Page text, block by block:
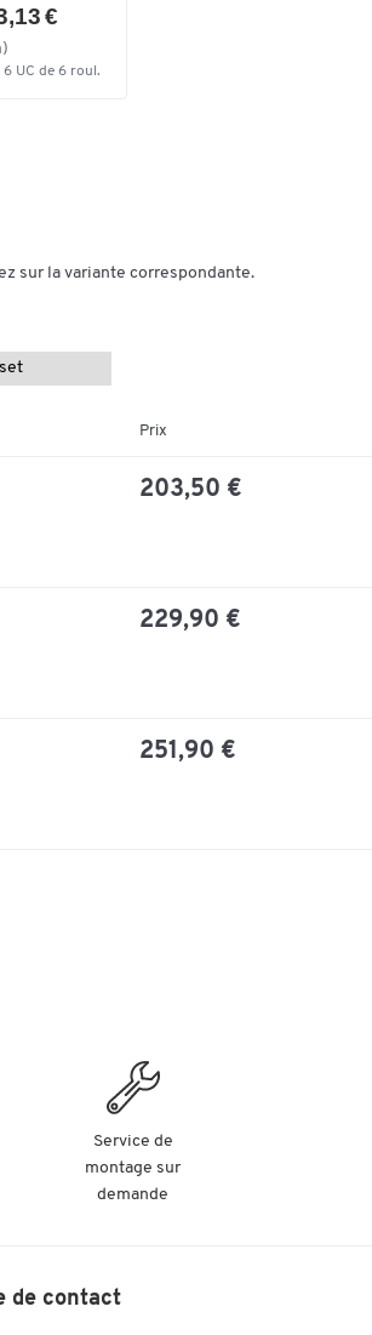
€
6 UC de 6 roul.
sur la variante correspondante.
Prix
203,50 €
229,90 €
251,90 €
Service de
montage sur
demande
de contact